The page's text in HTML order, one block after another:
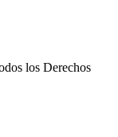
los Derechos